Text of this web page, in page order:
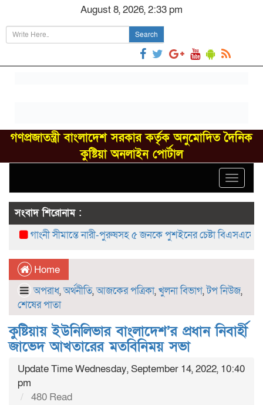
August 8, 2026, 2:33 pm
Search
গণপ্রজাতন্ত্রী বাংলাদেশ সরকার কর্তৃক অনুমোদিত দৈনিক
কুষ্টিয়া অনলাইন পোর্টাল
Toggle
সংবাদ শিরোনাম :
গাংনী সীমান্তে নারী-পুরুষসহ ৫ জনকে পুশইনের চেষ্টা বিএসএফের,
Home
অপরাধ,অর্থনীতি,আজকের পত্রিকা,খুলনা বিভাগ,টপ নিউজ,
শেষের পাতা
কুষ্টিয়ায় ইউনিলিভার বাংলাদেশ’র প্রধান নিবার্হী
জাভেদ আখতারের মতবিনিময় সভা
Update Time Wednesday, September 14, 2022, 10:40
pm
480 Read